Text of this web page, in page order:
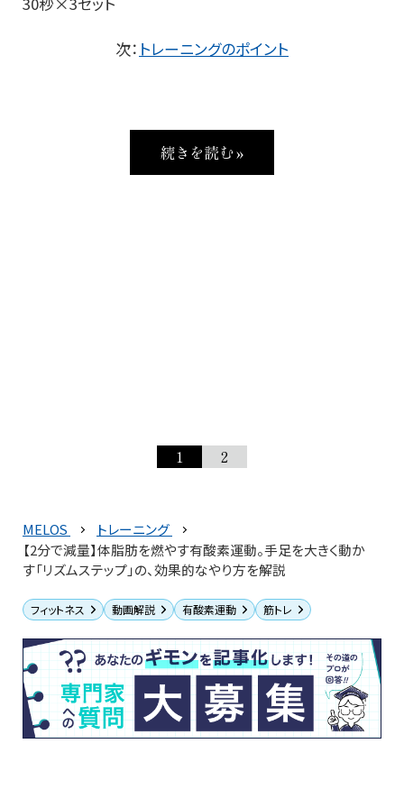
次： トレーニングのポイント
続きを読む »
1 2
MELOS
トレーニング
【2分で減量】体脂肪を燃やす有酸素運動。手足を大きく動か
す「リズムステップ」の、効果的なやり方を解説
フィットネス 動画解説 有酸素運動 筋トレ